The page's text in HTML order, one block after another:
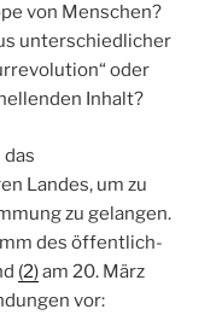
von Menschen?
unterschiedlicher
oder
Inhalt?
Landes, um zu
zu gelangen.
des öffentlich-
(2)am 20. März
vor: